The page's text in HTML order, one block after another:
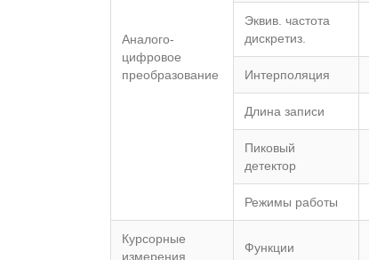
Аналого-
цифровое
преобразование
Эквив. частота
дискретиз.
Интерполяция
Длина записи
Пиковый
детектор
Режимы работы
Курсорные
измерения
Функции